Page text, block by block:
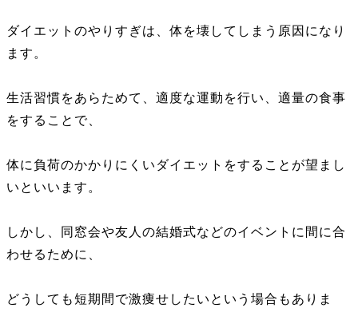
ダイエットのやりすぎは、体を壊してしまう原因になり
ます。
生活習慣をあらためて、適度な運動を行い、適量の食事
をすることで、
体に負荷のかかりにくいダイエットをすることが望まし
いといいます。
しかし、同窓会や友人の結婚式などのイベントに間に合
わせるために、
どうしても短期間で激痩せしたいという場合もありま